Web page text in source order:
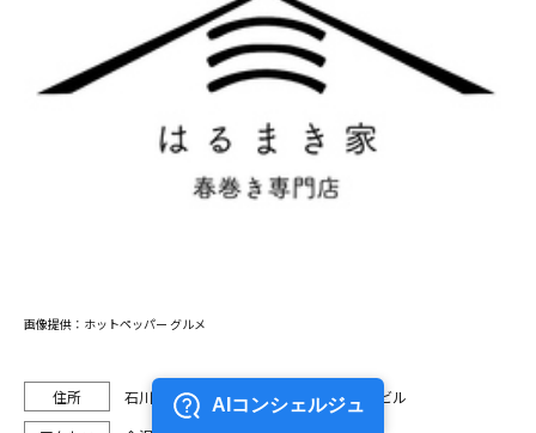
石川県金沢市京町25-20 ソフトウェアビル
画像提供：ホットペッパー グルメ